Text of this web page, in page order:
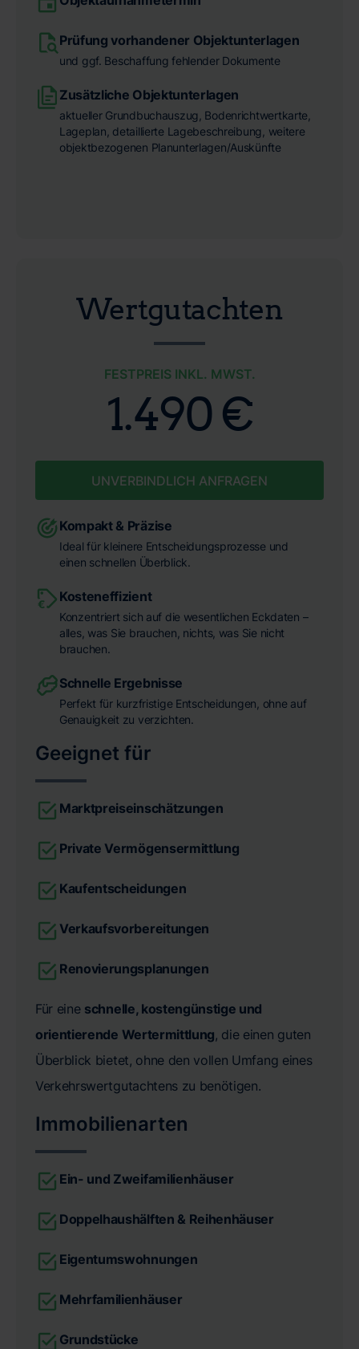
Wertgutachten
FESTPREIS INKL. MWST.
1.490 €
UNVERBINDLICH ANFRAGEN
Kompakt & Präzise
Ideal für kleinere Entscheidungsprozesse und
einen schnellen Überblick.
Kosteneffizient
Konzentriert sich auf die wesentlichen Eckdaten –
alles, was Sie brauchen, nichts, was Sie nicht
brauchen.
Schnelle Ergebnisse
Perfekt für kurzfristige Entscheidungen, ohne auf
Genauigkeit zu verzichten.
Geeignet für
Marktpreiseinschätzungen
Private Vermögensermittlung
Kaufentscheidungen
Verkaufsvorbereitungen
Renovierungsplanungen
Für eine schnelle, kostengünstige und
orientierende Wertermittlung, die einen guten
Überblick bietet, ohne den vollen Umfang eines
Verkehrswertgutachtens zu benötigen.
Immobilienarten
Ein- und Zweifamilienhäuser
Doppelhaushälften & Reihenhäuser
Eigentumswohnungen
Mehrfamilienhäuser
Grundstücke
Prüfung vorhandener Objektunterlagen
und ggf. Beschaffung fehlender Dokumente
Zusätzliche Objektunterlagen
aktueller Grundbuchauszug, Bodenrichtwertkarte,
Lageplan, detaillierte Lagebeschreibung, weitere
objektbezogenen Planunterlagen/Auskünfte